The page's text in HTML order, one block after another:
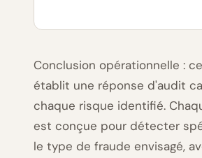
Conclusion opérationnelle :
établit une réponse d'audit
chaque risque identifié.
est conçue pour détecter
le type de fraude envisagé,